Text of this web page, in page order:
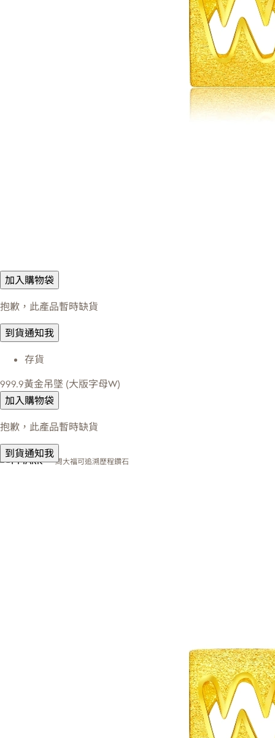
加入購物袋
抱歉，此產品暫時缺貨
到貨通知我
存貨
999.9黃金吊墜 (大版字母W)
加入購物袋
抱歉，此產品暫時缺貨
到貨通知我
周大福可追溯歷程鑽石